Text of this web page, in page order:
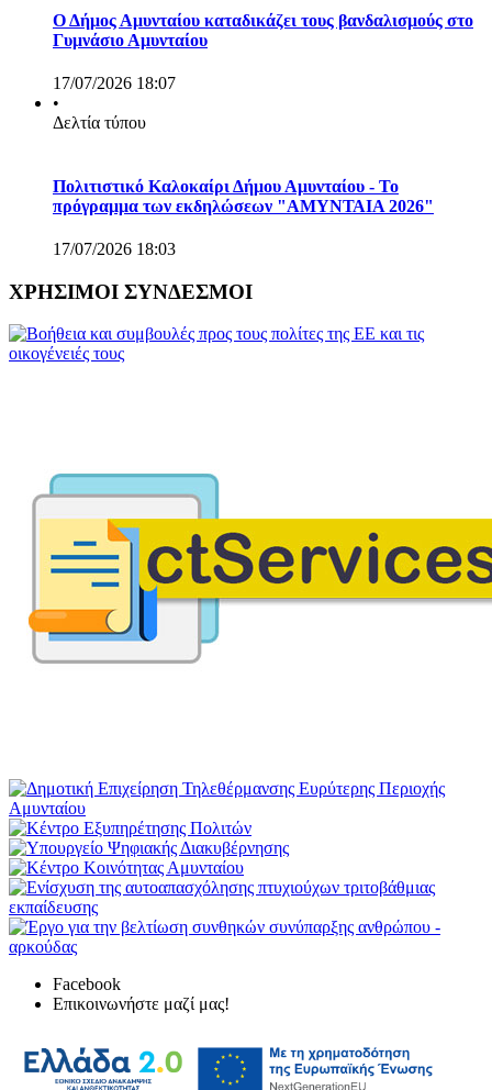
Ο Δήμος Αμυνταίου καταδικάζει τους βανδαλισμούς στο
Γυμνάσιο Αμυνταίου
17/07/2026 18:07
•
Δελτία τύπου
Πολιτιστικό Καλοκαίρι Δήμου Αμυνταίου - Το
πρόγραμμα των εκδηλώσεων "ΑΜΥΝΤΑΙΑ 2026"
17/07/2026 18:03
ΧΡΗΣΙΜΟΙ ΣΥΝΔΕΣΜΟΙ
Facebook
Επικοινωνήστε μαζί μας!